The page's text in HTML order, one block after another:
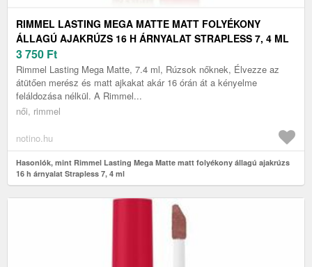
RIMMEL LASTING MEGA MATTE MATT FOLYÉKONY
ÁLLAGÚ AJAKRÚZS 16 H ÁRNYALAT STRAPLESS 7, 4 ML
3 750 Ft
Rimmel Lasting Mega Matte, 7.4 ml, Rúzsok nőknek, Élvezze az
átütően merész és matt ajkakat akár 16 órán át a kényelme
feláldozása nélkül. A Rimmel...
női, rimmel
notino.hu
Hasonlók, mint Rimmel Lasting Mega Matte matt folyékony állagú ajakrúzs
16 h árnyalat Strapless 7, 4 ml